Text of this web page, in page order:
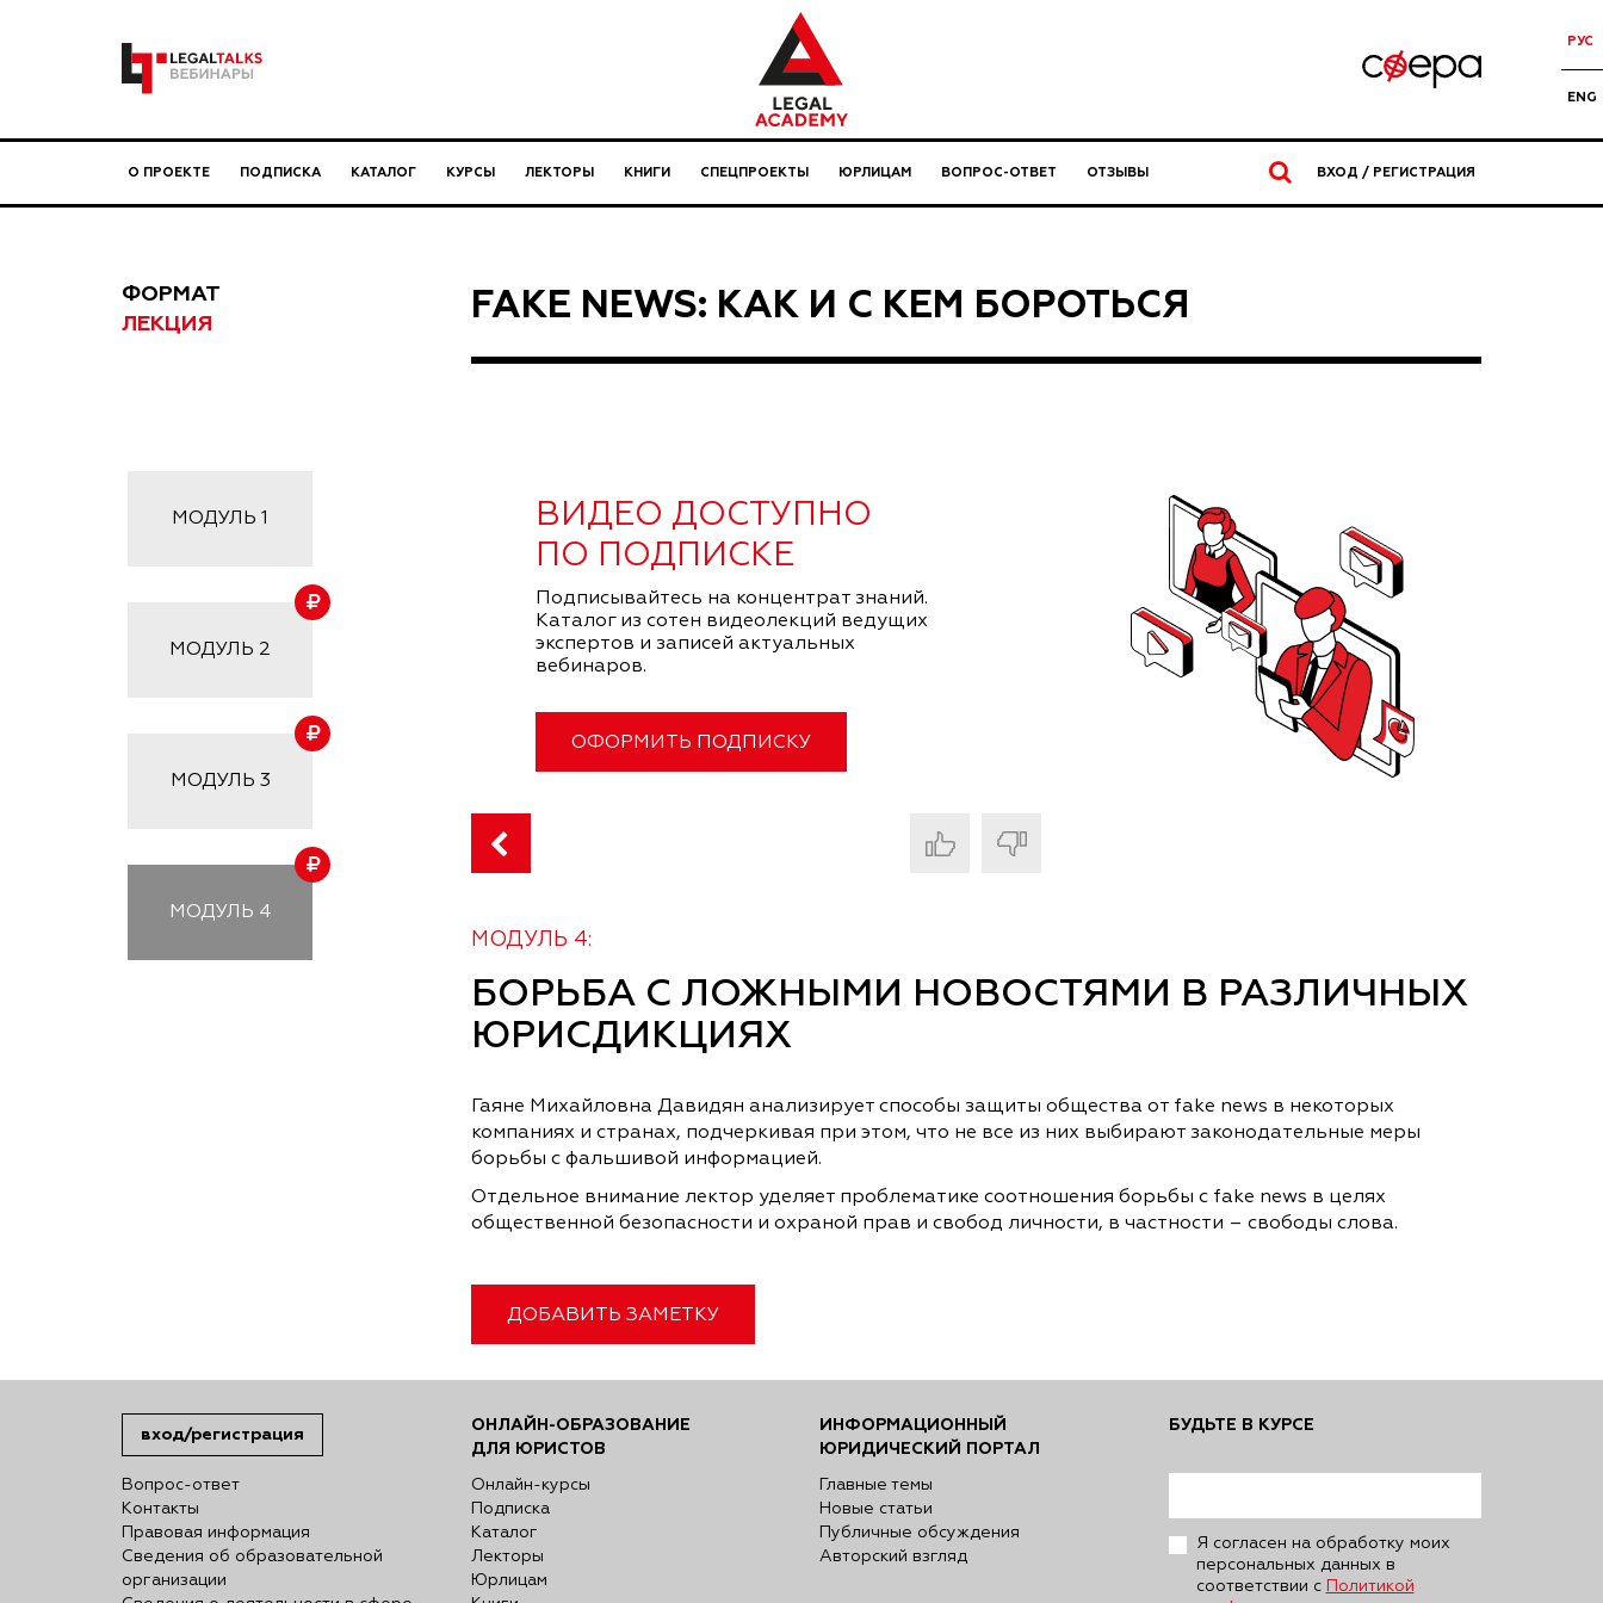
РУС
ENG
О ПРОЕКТЕ ПОДПИСКА КАТАЛОГ КУРСЫ ЛЕКТОРЫ КНИГИ СПЕЦПРОЕКТЫ ЮРЛИЦАМ ВОПРОС-ОТВЕТ ОТЗЫВЫ ВХОД / РЕГИСТРАЦИЯ
ФОРМАТ
ЛЕКЦИЯ
FAKE NEWS: КАК И С КЕМ БОРОТЬСЯ
МОДУЛЬ 1
МОДУЛЬ 2
МОДУЛЬ 3
МОДУЛЬ 4
ВИДЕО ДОСТУПНО
ПО ПОДПИСКЕ
Подписывайтесь на концентрат знаний.
Каталог из сотен видеолекций ведущих
экспертов и записей актуальных
вебинаров.
ОФОРМИТЬ ПОДПИСКУ
МОДУЛЬ 4:
БОРЬБА С ЛОЖНЫМИ НОВОСТЯМИ В РАЗЛИЧНЫХ
ЮРИСДИКЦИЯХ
Гаяне Михайловна Давидян анализирует способы защиты общества от fake news в некоторых
компаниях и странах, подчеркивая при этом, что не все из них выбирают законодательные меры
борьбы с фальшивой информацией.
Отдельное внимание лектор уделяет проблематике соотношения борьбы с fake news в целях
общественной безопасности и охраной прав и свобод личности, в частности – свободы слова.
ДОБАВИТЬ ЗАМЕТКУ
вход/регистрация
Вопрос-ответ
Контакты
Правовая информация
Сведения об образовательной
организации
ОНЛАЙН-ОБРАЗОВАНИЕ
ДЛЯ ЮРИСТОВ
Онлайн-курсы
Подписка
Каталог
Лекторы
Юрлицам
ИНФОРМАЦИОННЫЙ
ЮРИДИЧЕСКИЙ ПОРТАЛ
Главные темы
Новые статьи
Публичные обсуждения
Авторский взгляд
БУДЬТЕ В КУРСЕ
Я согласен на обработку моих
персональных данных в
соответствии с Политикой